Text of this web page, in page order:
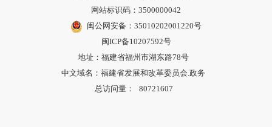
网站标识码：3500000042
闽公网安备：35010202001220号
闽ICP备10207592号
地址：福建省福州市湖东路78号
中文域名：福建省发展和改革委员会.政务
总访问量：
80721607